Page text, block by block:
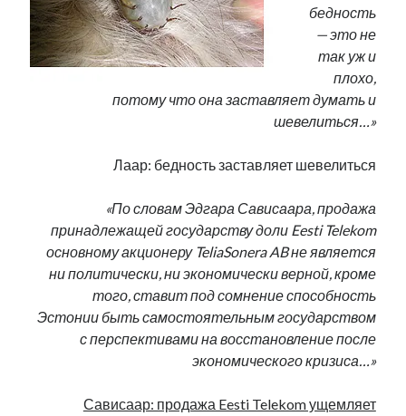
бедность
— это не
так уж и
плохо,
потому что она заставляет думать и
шевелиться…»
Лаар: бедность заставляет шевелиться
«По словам Эдгара Сависаара, продажа
принадлежащей государству доли Eesti Telekom
основному акционеру TeliaSonera AB не является
ни политически, ни экономически верной, кроме
того, ставит под сомнение способность
Эстонии быть самостоятельным государством
с перспективами на восстановление после
экономического кризиса…»
Сависаар: продажа Eesti Telekom ущемляет